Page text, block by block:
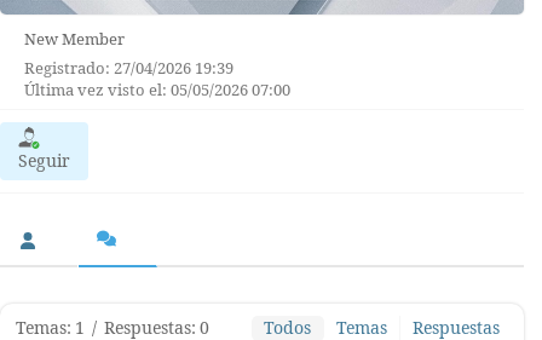
New Member
Registrado: 27/04/2026 19:39
Última vez visto el: 05/05/2026 07:00
Seguir
Temas: 1 / Respuestas: 0 Todos Temas Respuestas